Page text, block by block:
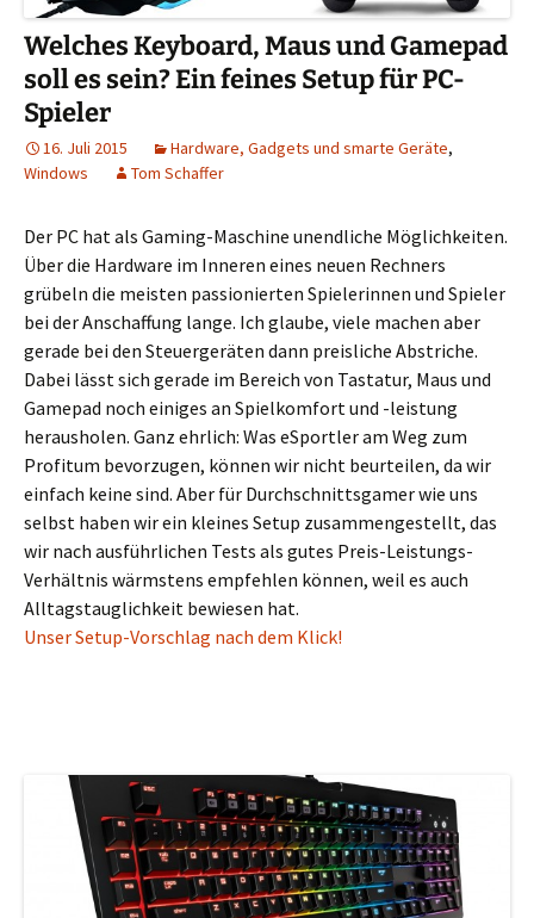
Welches Keyboard, Maus und Gamepad
soll es sein? Ein feines Setup für PC-
Spieler
16. Juli 2015 Hardware, Gadgets und smarte Geräte,
Windows
Tom Schaffer
Der PC hat als Gaming-Maschine unendliche Möglichkeiten.
Über die Hardware im Inneren eines neuen Rechners
grübeln die meisten passionierten Spielerinnen und Spieler
bei der Anschaffung lange. Ich glaube, viele machen aber
gerade bei den Steuergeräten dann preisliche Abstriche.
Dabei lässt sich gerade im Bereich von Tastatur, Maus und
Gamepad noch einiges an Spielkomfort und -leistung
herausholen. Ganz ehrlich: Was eSportler am Weg zum
Profitum bevorzugen, können wir nicht beurteilen, da wir
einfach keine sind. Aber für Durchschnittsgamer wie uns
selbst haben wir ein kleines Setup zusammengestellt, das
wir nach ausführlichen Tests als gutes Preis-Leistungs-
Verhältnis wärmstens empfehlen können, weil es auch
Alltagstauglichkeit bewiesen hat.
Unser Setup-Vorschlag nach dem Klick!